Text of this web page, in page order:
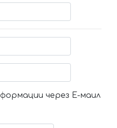
через Е-маил